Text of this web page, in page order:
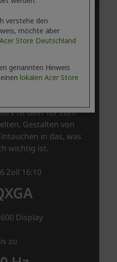
verstehe den
möchte aber
Store Deutschland
genannten Hinweis
lokalen Acer Store